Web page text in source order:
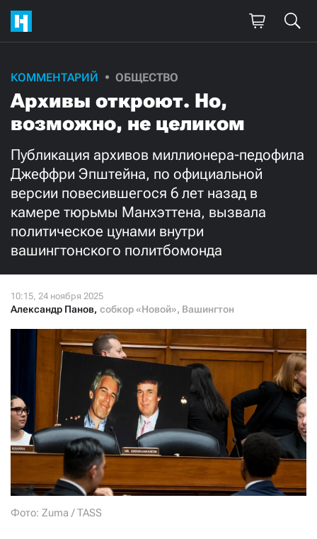
КОММЕНТАРИЙ ОБЩЕСТВО
Архивы откроют. Но,
возможно, не целиком
Публикация архивов миллионера-педофила
Джеффри Эпштейна, по официальной
версии повесившегося 6 лет назад в
камере тюрьмы Манхэттена, вызвала
политическое цунами внутри
вашингтонского политбомонда
Александр Панов, собкор «Новой», Вашингтон
Фото: Zuma / TASS
Поддержите
нашу работу!
Ежемесячно Разово
3000 1000
500 300
я принимаю условия
СТАТЬ СОУЧАСТНИКОМ
ПОДЕЛИТЬСЯ С ДРУЗЬЯМИ
Если у вас есть вопросы, пишите donate@novayagazeta.ru
или
+7 (929) 612-03-68